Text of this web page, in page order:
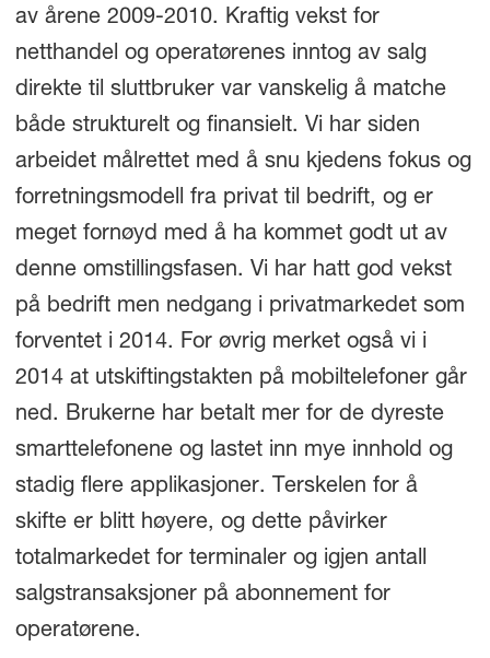
av årene 2009-2010. Kraftig vekst for
netthandel og operatørenes inntog av salg
direkte til sluttbruker var vanskelig å matche
både strukturelt og finansielt. Vi har siden
arbeidet målrettet med å snu kjedens fokus og
forretningsmodell fra privat til bedrift, og er
meget fornøyd med å ha kommet godt ut av
denne omstillingsfasen. Vi har hatt god vekst
på bedrift men nedgang i privatmarkedet som
forventet i 2014. For øvrig merket også vi i
2014 at utskiftingstakten på mobiltelefoner går
ned. Brukerne har betalt mer for de dyreste
smarttelefonene og lastet inn mye innhold og
stadig flere applikasjoner. Terskelen for å
skifte er blitt høyere, og dette påvirker
totalmarkedet for terminaler og igjen antall
salgstransaksjoner på abonnement for
operatørene.